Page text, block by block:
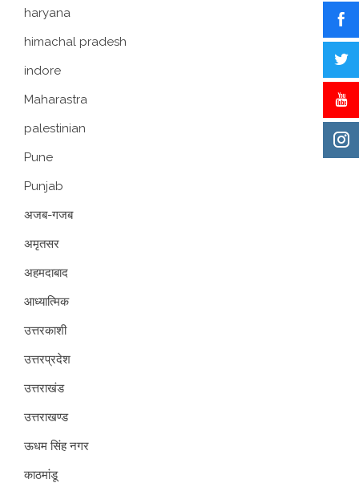
haryana
himachal pradesh
indore
Maharastra
palestinian
Pune
Punjab
अजब-गजब
अमृतसर
अहमदाबाद
आध्यात्मिक
उत्तरकाशी
उत्तरप्रदेश
उत्तराखंड
उत्तराखण्ड
ऊधम सिंह नगर
काठमांडू